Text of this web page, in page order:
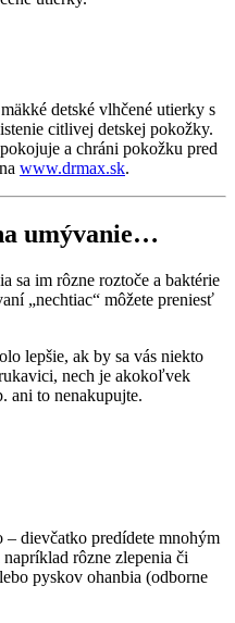
detské vlhčené utierky s
citlivej detskej pokožky.
a chráni pokožku pred
www.drmax.sk.
umývanie…
sa im rôzne roztoče a baktérie
„nechtiac“ môžete preniesť
lepšie, ak by sa vás niekto
nech je akokoľvek
ani to nenakupujte.
dievčatko predídete mnohým
rôzne zlepenia či
pyskov ohanbia (odborne